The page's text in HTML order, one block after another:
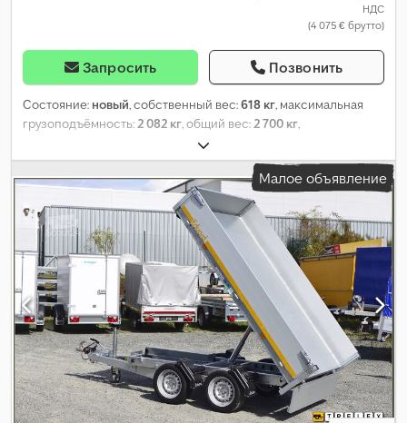
НДС
(4 075 € брутто)
Запросить Позвонить
Состояние: новый, собственный вес:618 кг, максимальная
грузоподъёмность:2 082 кг, общий вес:2 700 кг,
, длина грузового отсека:
ширина пространства для загрузки:1 500 мм, высота
грузового отсека:300 мм, общая длина: 3 850 мм , общая
, размер шины: 195/50R13C
прицеп с тормозами
Малое объявление